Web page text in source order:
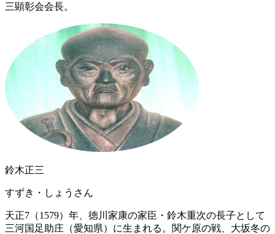
三顕彰会会長。
鈴木正三
すずき・しょうさん
天正7（1579）年、徳川家康の家臣・鈴木重次の長子として
三河国足助庄（愛知県）に生まれる。関ケ原の戦、大坂冬の